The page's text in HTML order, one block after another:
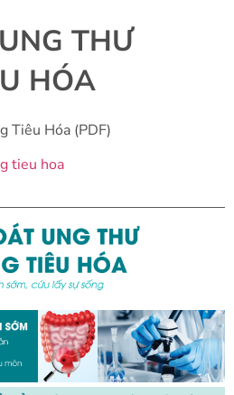
THƯ
HÓA
Tiêu Hóa (PDF)
tieu hoa